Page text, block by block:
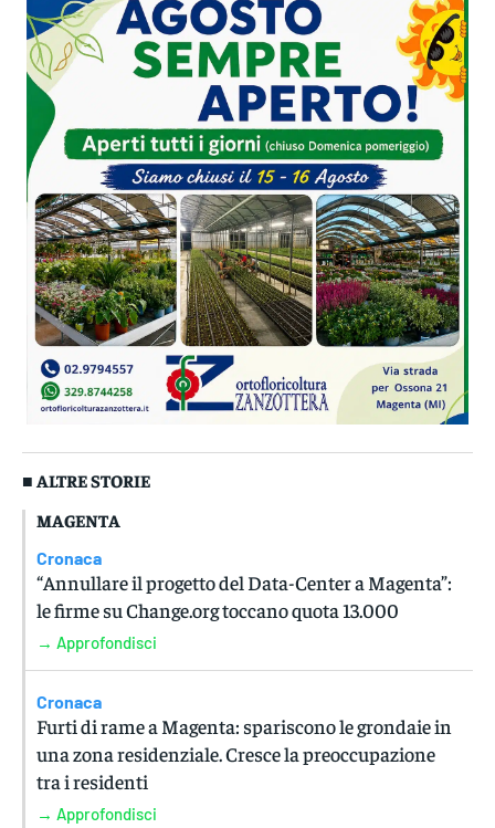
■ ALTRE STORIE
MAGENTA
Cronaca
“Annullare il progetto del Data-Center a Magenta”:
le firme su Change.org toccano quota 13.000
→ Approfondisci
Cronaca
Furti di rame a Magenta: spariscono le grondaie in
una zona residenziale. Cresce la preoccupazione
tra i residenti
→ Approfondisci